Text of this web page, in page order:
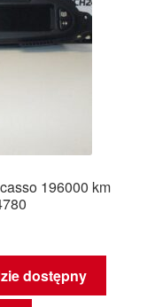
196000 km
dostępny